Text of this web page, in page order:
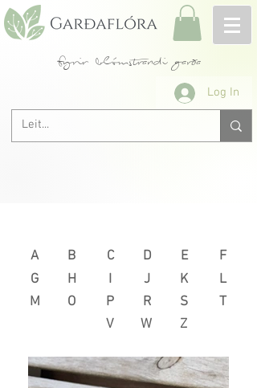
fyrir blómstrandi garða
Log In
A
G
M
B
H
O
C D
E
I
J
K
P
R
S
V
W Z
F
L
T